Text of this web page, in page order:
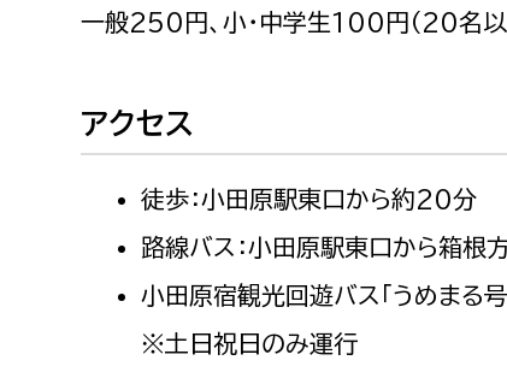
一般250円、小・中学生100円（20名以
アクセス
徒歩：小田原駅東口から約20分
路線バス：小田原駅東口から箱根
小田原宿観光回遊バス「うめまる
※土日祝日のみ運行